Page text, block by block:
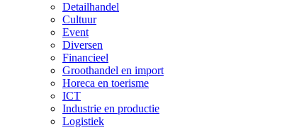
Detailhandel
Cultuur
Event
Diversen
Financieel
Groothandel en import
Horeca en toerisme
ICT
Industrie en productie
Logistiek